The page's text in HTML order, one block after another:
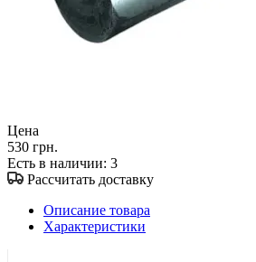
Цена
530 грн.
Есть в наличии: 3
Рассчитать доставку
Описание товара
Характеристики